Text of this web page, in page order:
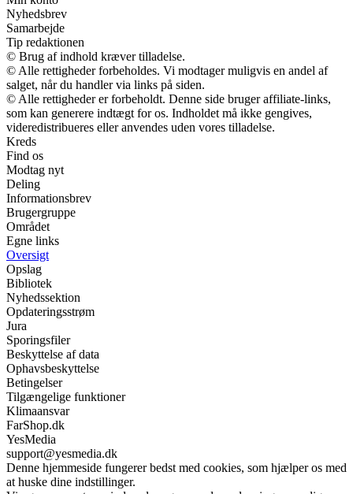
Nyhedsbrev
Samarbejde
Tip redaktionen
© Brug af indhold kræver tilladelse.
© Alle rettigheder forbeholdes. Vi modtager muligvis en andel af
salget, når du handler via links på siden.
© Alle rettigheder er forbeholdt. Denne side bruger affiliate-links,
som kan generere indtægt for os. Indholdet må ikke gengives,
videredistribueres eller anvendes uden vores tilladelse.
Kreds
Find os
Modtag nyt
Deling
Informationsbrev
Brugergruppe
Området
Egne links
Oversigt
Opslag
Bibliotek
Nyhedssektion
Opdateringsstrøm
Jura
Sporingsfiler
Beskyttelse af data
Ophavsbeskyttelse
Betingelser
Tilgængelige funktioner
Klimaansvar
FarShop.dk
YesMedia
support@yesmedia.dk
Denne hjemmeside fungerer bedst med cookies, som hjælper os med
at huske dine indstillinger.